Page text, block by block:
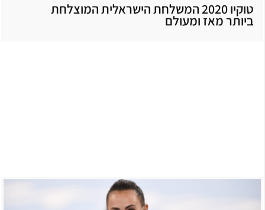
טוקיו 2020 המשלחת הישראלית המוצלחת
ביותר מאז ומעולם